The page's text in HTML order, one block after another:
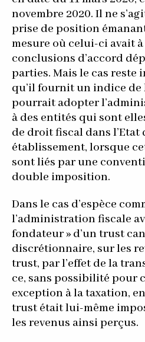
novembre 2020. Il ne
prise de position
mesure où celui-ci avait
conclusions d’accord
parties. Mais le cas reste
qu’il fournit un indice de
pourrait adopter
à des entités qui sont
de droit fiscal dans l’Etat
établissement, lorsque
sont liés par une
double imposition.
Dans le cas d’espèce
l’administration fiscale
fondateur » d’un trust
discrétionnaire, sur les
trust, par l’effet de la
ce, sans possibilité pour
exception à la taxation,
trust était lui-même
les revenus ainsi perçus.